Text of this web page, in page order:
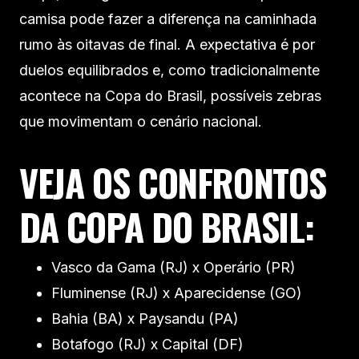
camisa pode fazer a diferença na caminhada
rumo às oitavas de final. A expectativa é por
duelos equilibrados e, como tradicionalmente
acontece na Copa do Brasil, possíveis zebras
que movimentam o cenário nacional.
VEJA OS CONFRONTOS
DA COPA DO BRASIL:
Vasco da Gama (RJ) x Operário (PR)
Fluminense (RJ) x Aparecidense (GO)
Bahia (BA) x Paysandu (PA)
Botafogo (RJ) x Capital (DF)